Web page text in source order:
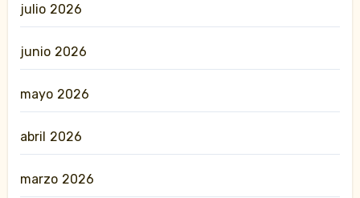
julio 2026
junio 2026
mayo 2026
abril 2026
marzo 2026